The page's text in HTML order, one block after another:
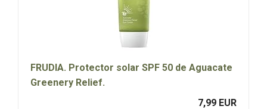
FRUDIA. Protector solar SPF 50 de Aguacate
Greenery Relief.
7,99 EUR